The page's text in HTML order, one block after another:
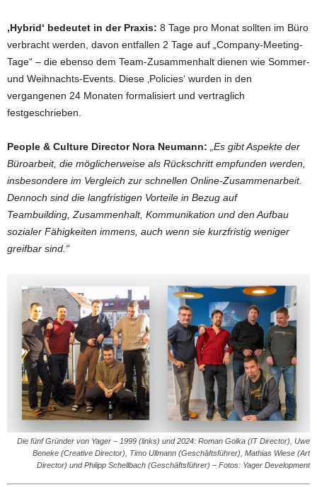
‚Hybrid‘ bedeutet in der Praxis: 8 Tage pro Monat sollten im Büro
verbracht werden, davon entfallen 2 Tage auf „Company-Meeting-
Tage“ – die ebenso dem Team-Zusammenhalt dienen wie Sommer-
und Weihnachts-Events. Diese ‚Policies‘ wurden in den
vergangenen 24 Monaten formalisiert und vertraglich
festgeschrieben.
People & Culture Director Nora Neumann:
„Es gibt Aspekte der
Büroarbeit, die möglicherweise als Rückschritt empfunden werden,
insbesondere im Vergleich zur schnellen Online-Zusammenarbeit.
Dennoch sind die langfristigen Vorteile in Bezug auf
Teambuilding, Zusammenhalt, Kommunikation und den Aufbau
sozialer Fähigkeiten immens, auch wenn sie kurzfristig weniger
greifbar sind.“
Die fünf Gründer von Yager – 1999 (links) und 2024: Roman Golka (IT Director), Uwe
Beneke (Creative Director), Timo Ullmann (Geschäftsführer), Mathias Wiese (Art
Director) und Philipp Schellbach (Geschäftsführer) – Fotos: Yager Development